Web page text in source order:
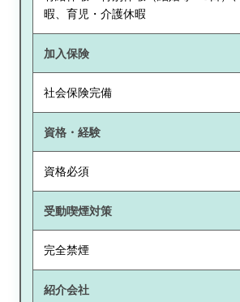
暇、育児・介護休暇
加入保険
社会保険完備
資格・経験
資格必須
受動喫煙対策
完全禁煙
紹介会社